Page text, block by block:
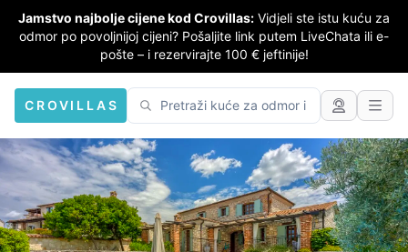
Jamstvo najbolje cijene kod Crovillas: Vidjeli ste istu kuću za
odmor po povoljnijoj cijeni? Pošaljite link putem LiveChata ili e-
pošte – i rezervirajte 100 € jeftinije!
CROVILLAS